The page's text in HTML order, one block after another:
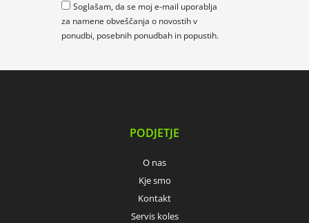
Soglašam, da se moj e-mail uporablja
za namene obveščanja o novostih v
ponudbi, posebnih ponudbah in popustih.
PODJETJE
O nas
Kje smo
Kontakt
Servis koles